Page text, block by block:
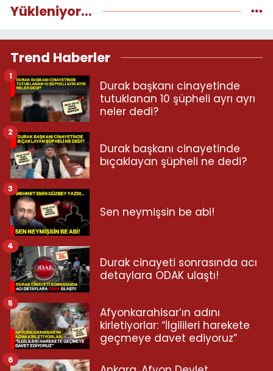
Yükleniyor...
Trend Haberler
Durak başkanı cinayetinde
tutuklanan 10 şüpheli ayrı ayrı
neler dedi?
1
Durak başkanı cinayetinde
bıçaklayan şüpheli ne dedi?
2
Sen neymişsin be abi!
3
Durak cinayeti sonrasında acı
detaylara ODAK ulaştı!
4
Afyonkarahisar’ın adını
kirletiyorlar: “İlgilileri harekete
geçmeye davet ediyoruz”
5
6